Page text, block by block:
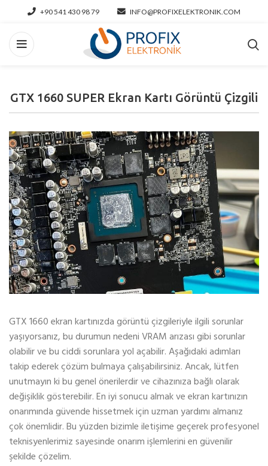
+90 541 430 98 79 INFO@PROFIXELEKTRONIK.COM
GTX 1660 SUPER Ekran Kartı Görüntü Çizgili
GTX 1660 ekran kartınızda görüntü çizgileriyle ilgili sorunlar
yaşıyorsanız, bu durumun nedeni VRAM arızası gibi sorunlar
olabilir ve bu ciddi sorunlara yol açabilir. Aşağıdaki adımları
takip ederek çözüm bulmaya çalışabilirsiniz. Ancak, lütfen
unutmayın ki bu genel önerilerdir ve cihazınıza bağlı olarak
değişiklik gösterebilir. En iyi sonucu almak ve ekran kartınızın
onarımında güvende hissetmek için uzman yardımı almanız
çok önemlidir. Bu yüzden bizimle iletişime geçerek profesyonel
teknisyenlerimiz sayesinde onarım işlemlerini en güvenilir
şekilde çözelim.